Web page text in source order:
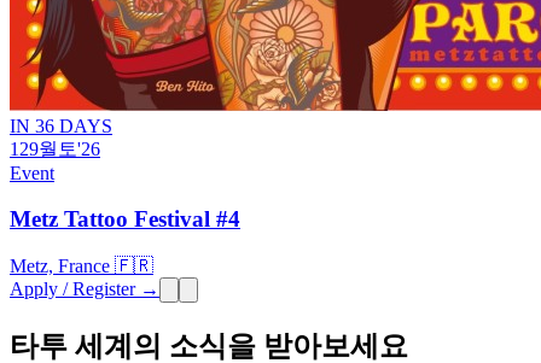
IN 36 DAYS
129월 토'26
Event
Metz Tattoo Festival #4
Metz, France 🇫🇷
Apply / Register →
타투 세계의 소식을 받아보세요